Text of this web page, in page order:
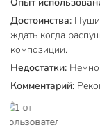
Назначение
Достоинства:
ждать когда
композиции.
Недостатки:
Комментарий: